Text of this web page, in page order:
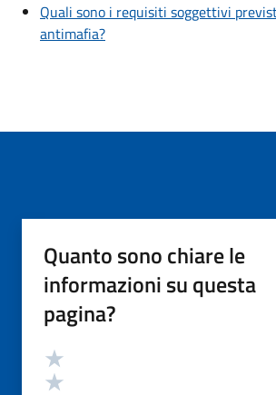
Quali sono i requisiti soggettivi
antimafia?
Quanto sono chiare le
informazioni su questa
pagina?
Valutazione